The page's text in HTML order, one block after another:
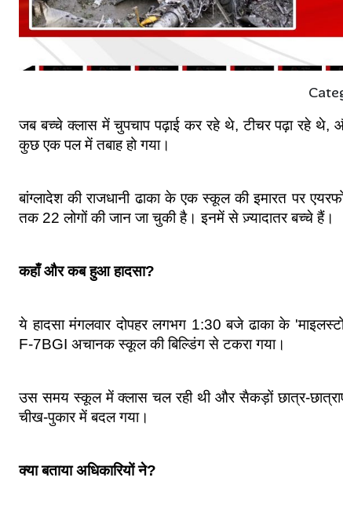
जब बच्चे क्लास में चुपचाप पढ़ाई कर रहे थे, टीचर पढ़ा रहे
कुछ एक पल में तबाह हो गया।
बांग्लादेश की राजधानी ढाका के एक स्कूल की इमारत पर
तक 22 लोगों की जान जा चुकी है। इनमें से ज़्यादातर बच्चे हैं।
कहाँ और कब हुआ हादसा?
ये हादसा मंगलवार दोपहर लगभग 1:30 बजे ढाका के
F‑7BGI अचानक स्कूल की बिल्डिंग से टकरा गया।
उस समय स्कूल में क्लास चल रही थी और सैकड़ों छात्र-
चीख-पुकार में बदल गया।
क्या बताया अधिकारियों ने?